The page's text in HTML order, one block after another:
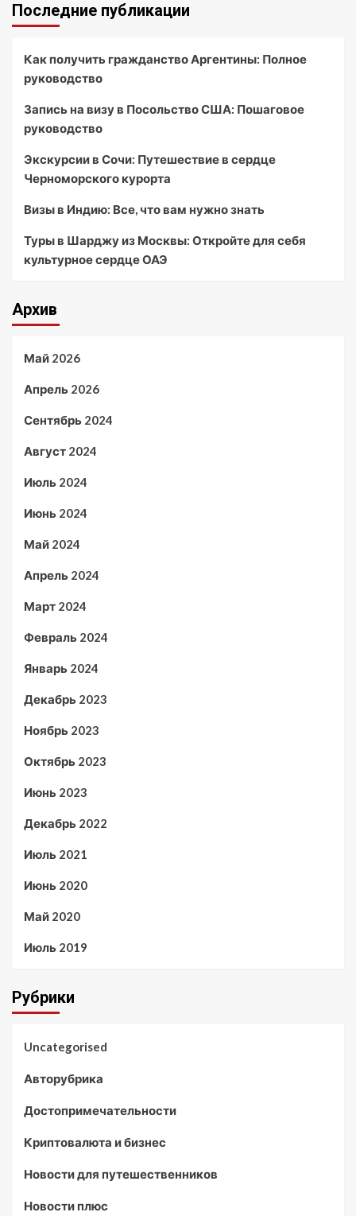
Последние публикации
Как получить гражданство Аргентины: Полное
руководство
Запись на визу в Посольство США: Пошаговое
руководство
Экскурсии в Сочи: Путешествие в сердце
Черноморского курорта
Визы в Индию: Все, что вам нужно знать
Туры в Шарджу из Москвы: Откройте для себя
культурное сердце ОАЭ
Архив
Май 2026
Апрель 2026
Сентябрь 2024
Август 2024
Июль 2024
Июнь 2024
Май 2024
Апрель 2024
Март 2024
Февраль 2024
Январь 2024
Декабрь 2023
Ноябрь 2023
Октябрь 2023
Июнь 2023
Декабрь 2022
Июль 2021
Июнь 2020
Май 2020
Июль 2019
Рубрики
Uncategorised
Авторубрика
Достопримечательности
Криптовалюта и бизнес
Новости для путешественников
Новости плюс